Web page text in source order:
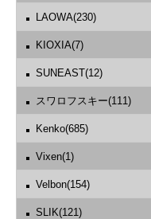
LAOWA(230)
KIOXIA(7)
SUNEAST(12)
スワロフスキー(111)
Kenko(685)
Vixen(1)
Velbon(154)
SLIK(121)